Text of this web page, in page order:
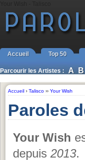
Accueil Top 50
Parcourir les Artistes : A B
Accueil › Talisco ›› Your Wish
Paroles
Your Wish
depuis 2013.